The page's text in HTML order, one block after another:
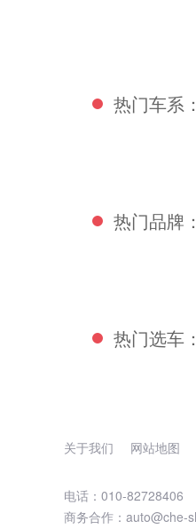
热门车系：
热门品牌：
热门选车：
关于我们 网站地图
电话：010-82728406
商务合作：auto@che-